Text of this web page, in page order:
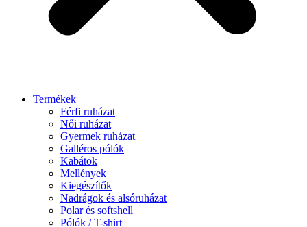
Termékek
Férfi ruházat
Női ruházat
Gyermek ruházat
Galléros pólók
Kabátok
Mellények
Kiegészítők
Nadrágok és alsóruházat
Polar és softshell
Pólók / T-shirt